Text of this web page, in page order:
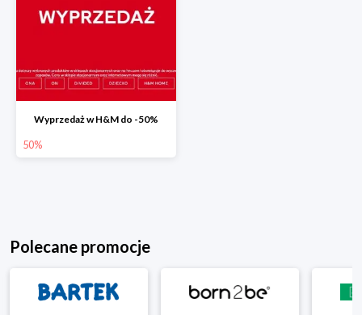
Wyprzedaż w H&M do -50%
50%
Polecane promocje